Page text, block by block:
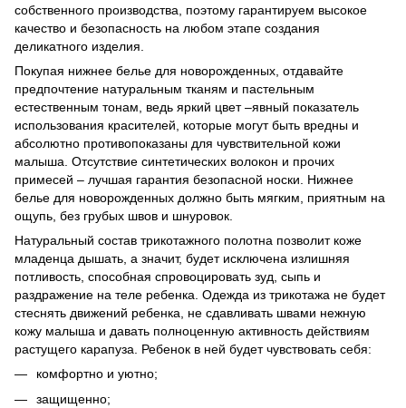
собственного производства, поэтому гарантируем высокое
качество и безопасность на любом этапе создания
деликатного изделия.
Покупая нижнее белье для новорожденных, отдавайте
предпочтение натуральным тканям и пастельным
естественным тонам, ведь яркий цвет –явный показатель
использования красителей, которые могут быть вредны и
абсолютно противопоказаны для чувствительной кожи
малыша. Отсутствие синтетических волокон и прочих
примесей – лучшая гарантия безопасной носки. Нижнее
белье для новорожденных должно быть мягким, приятным на
ощупь, без грубых швов и шнуровок.
Натуральный состав трикотажного полотна позволит коже
младенца дышать, а значит, будет исключена излишняя
потливость, способная спровоцировать зуд, сыпь и
раздражение на теле ребенка. Одежда из трикотажа не будет
стеснять движений ребенка, не сдавливать швами нежную
кожу малыша и давать полноценную активность действиям
растущего карапуза. Ребенок в ней будет чувствовать себя:
комфортно и уютно;
защищенно;